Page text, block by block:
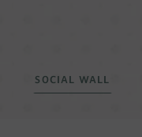
SOCIAL WALL